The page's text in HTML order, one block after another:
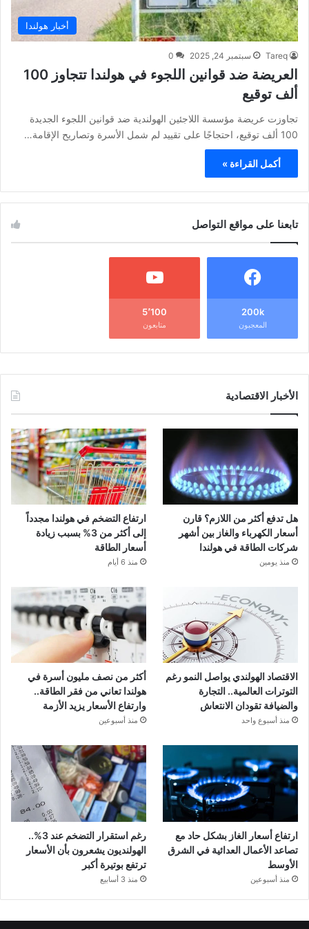
أخبار هولندا
Tareq سبتمبر 24, 2025 0
العريضة ضد قوانين اللجوء في هولندا تتجاوز 100
ألف توقيع
تجاوزت عريضة مؤسسة اللاجئين الهولندية ضد قوانين اللجوء الجديدة
100 ألف توقيع، احتجاجًا على تقييد لم شمل الأسرة وتصاريح الإقامة…
أكمل القراءة »
تابعنا على مواقع التواصل
200k
المعجبون
5٬100
متابعون
الأخبار الاقتصادية
هل تدفع أكثر من اللازم؟ قارن
أسعار الكهرباء والغاز بين أشهر
شركات الطاقة في هولندا
منذ يومين
ارتفاع التضخم في هولندا مجدداً
إلى أكثر من 3% بسبب زيادة
أسعار الطاقة
منذ 6 أيام
الاقتصاد الهولندي يواصل النمو رغم
التوترات العالمية.. التجارة
والضيافة تقودان الانتعاش
منذ أسبوع واحد
أكثر من نصف مليون أسرة في
هولندا تعاني من فقر الطاقة..
وارتفاع الأسعار يزيد الأزمة
منذ أسبوعين
ارتفاع أسعار الغاز بشكل حاد مع
تصاعد الأعمال العدائية في الشرق
الأوسط
منذ أسبوعين
رغم استقرار التضخم عند 3%..
الهولنديون يشعرون بأن الأسعار
ترتفع بوتيرة أكبر
منذ 3 أسابيع